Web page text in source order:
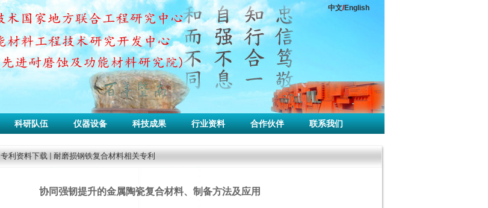
中文/English
科研队伍 仪器设备 科技成果 行业资料 合作伙伴 联系我们
专利资料下载 耐磨损钢铁复合材料相关专利
协同强韧提升的金属陶瓷复合材料、制备方法及应用